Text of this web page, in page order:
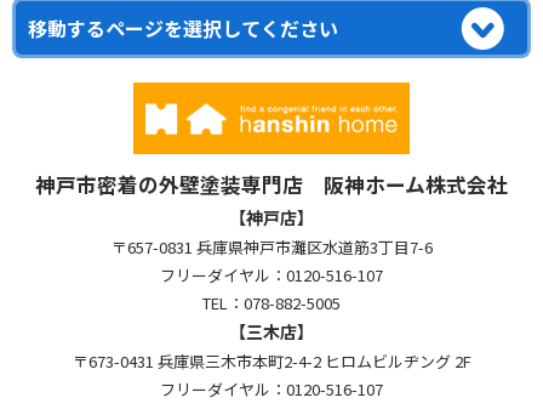
神戸市密着の外壁塗装専門店 阪神ホーム株式会社
【神戸店】
〒657-0831 兵庫県神戸市灘区水道筋3丁目7-6
フリーダイヤル：0120-516-107
TEL：078-882-5005
【三木店】
〒673-0431 兵庫県三木市本町2-4-2 ヒロムビルヂング 2F
フリーダイヤル：0120-516-107